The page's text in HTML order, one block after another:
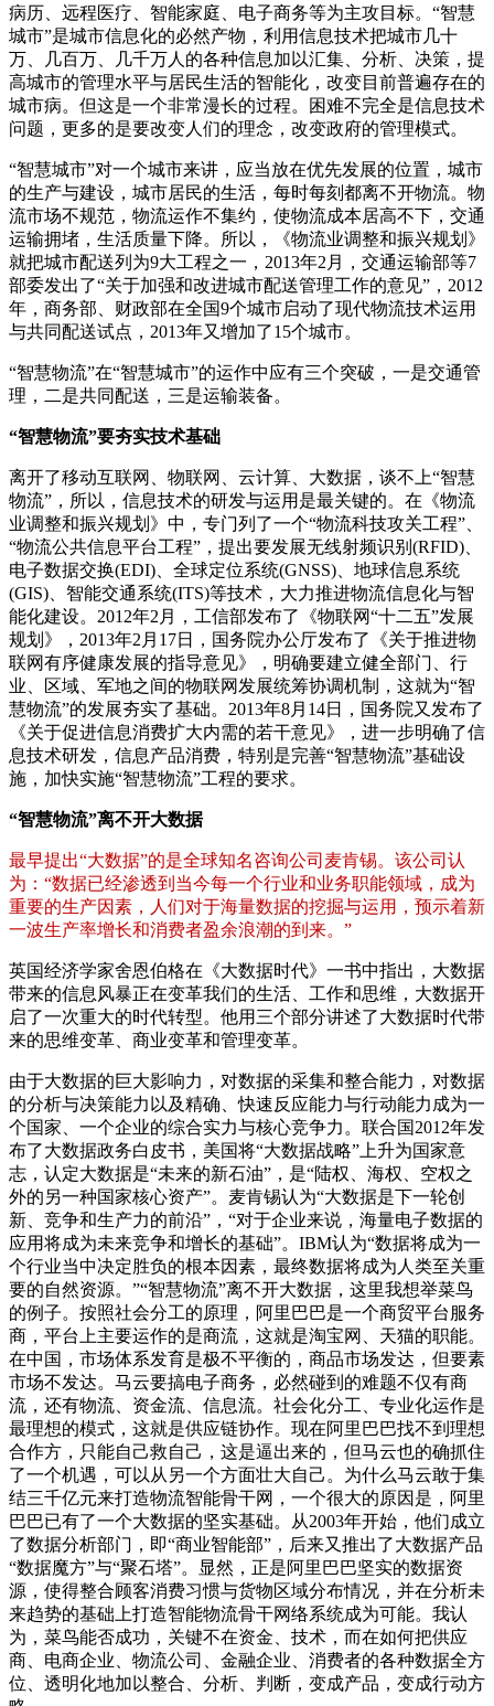
病历、远程医疗、智能家庭、电子商务等为主攻目标。“智慧
城市”是城市信息化的必然产物，利用信息技术把城市几十
万、几百万、几千万人的各种信息加以汇集、分析、决策，提
高城市的管理水平与居民生活的智能化，改变目前普遍存在的
城市病。但这是一个非常漫长的过程。困难不完全是信息技术
问题，更多的是要改变人们的理念，改变政府的管理模式。
“智慧城市”对一个城市来讲，应当放在优先发展的位置，城市
的生产与建设，城市居民的生活，每时每刻都离不开物流。物
流市场不规范，物流运作不集约，使物流成本居高不下，交通
运输拥堵，生活质量下降。所以，《物流业调整和振兴规划》
就把城市配送列为9大工程之一，2013年2月，交通运输部等7
部委发出了“关于加强和改进城市配送管理工作的意见”，2012
年，商务部、财政部在全国9个城市启动了现代物流技术运用
与共同配送试点，2013年又增加了15个城市。
“智慧物流”在“智慧城市”的运作中应有三个突破，一是交通管
理，二是共同配送，三是运输装备。
“智慧物流”要夯实技术基础
离开了移动互联网、物联网、云计算、大数据，谈不上“智慧
物流”，所以，信息技术的研发与运用是最关键的。在《物流
业调整和振兴规划》中，专门列了一个“物流科技攻关工程”、
“物流公共信息平台工程”，提出要发展无线射频识别(RFID)、
电子数据交换(EDI)、全球定位系统(GNSS)、地球信息系统
(GIS)、智能交通系统(ITS)等技术，大力推进物流信息化与智
能化建设。2012年2月，工信部发布了《物联网“十二五”发展
规划》，2013年2月17日，国务院办公厅发布了《关于推进物
联网有序健康发展的指导意见》，明确要建立健全部门、行
业、区域、军地之间的物联网发展统筹协调机制，这就为“智
慧物流”的发展夯实了基础。2013年8月14日，国务院又发布了
《关于促进信息消费扩大内需的若干意见》，进一步明确了信
息技术研发，信息产品消费，特别是完善“智慧物流”基础设
施，加快实施“智慧物流”工程的要求。
“智慧物流”离不开大数据
最早提出“大数据”的是全球知名咨询公司麦肯锡。该公司认
为：“数据已经渗透到当今每一个行业和业务职能领域，成为
重要的生产因素，人们对于海量数据的挖掘与运用，预示着新
一波生产率增长和消费者盈余浪潮的到来。”
英国经济学家舍恩伯格在《大数据时代》一书中指出，大数据
带来的信息风暴正在变革我们的生活、工作和思维，大数据开
启了一次重大的时代转型。他用三个部分讲述了大数据时代带
来的思维变革、商业变革和管理变革。
由于大数据的巨大影响力，对数据的采集和整合能力，对数据
的分析与决策能力以及精确、快速反应能力与行动能力成为一
个国家、一个企业的综合实力与核心竞争力。联合国2012年发
布了大数据政务白皮书，美国将“大数据战略”上升为国家意
志，认定大数据是“未来的新石油”，是“陆权、海权、空权之
外的另一种国家核心资产”。麦肯锡认为“大数据是下一轮创
新、竞争和生产力的前沿”，“对于企业来说，海量电子数据的
应用将成为未来竞争和增长的基础”。IBM认为“数据将成为一
个行业当中决定胜负的根本因素，最终数据将成为人类至关重
要的自然资源。”“智慧物流”离不开大数据，这里我想举菜鸟
的例子。按照社会分工的原理，阿里巴巴是一个商贸平台服务
商，平台上主要运作的是商流，这就是淘宝网、天猫的职能。
在中国，市场体系发育是极不平衡的，商品市场发达，但要素
市场不发达。马云要搞电子商务，必然碰到的难题不仅有商
流，还有物流、资金流、信息流。社会化分工、专业化运作是
最理想的模式，这就是供应链协作。现在阿里巴巴找不到理想
合作方，只能自己救自己，这是逼出来的，但马云也的确抓住
了一个机遇，可以从另一个方面壮大自己。为什么马云敢于集
结三千亿元来打造物流智能骨干网，一个很大的原因是，阿里
巴巴已有了一个大数据的坚实基础。从2003年开始，他们成立
了数据分析部门，即“商业智能部”，后来又推出了大数据产品
“数据魔方”与“聚石塔”。显然，正是阿里巴巴坚实的数据资
源，使得整合顾客消费习惯与货物区域分布情况，并在分析未
来趋势的基础上打造智能物流骨干网络系统成为可能。我认
为，菜鸟能否成功，关键不在资金、技术，而在如何把供应
商、电商企业、物流公司、金融企业、消费者的各种数据全方
位、透明化地加以整合、分析、判断，变成产品，变成行动方